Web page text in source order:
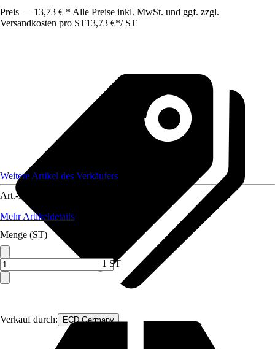
Preis — 13,73 € * Alle Preise inkl. MwSt. und ggf. zzgl.
Versandkosten pro ST13,73 €*/ ST
Verkauf durch: ECD Germany
Weitere Artikel des Verkäufers
Art.-Nr.
Mehr Artikeldetails
Menge (ST)
1 ST